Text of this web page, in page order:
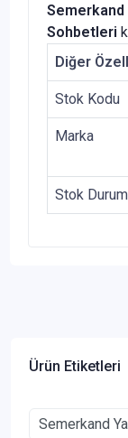
Semerkand
Sohbetleri
Diğer
Stok Kodu
Marka
Stok
Ürün Etiketleri
Semerkand